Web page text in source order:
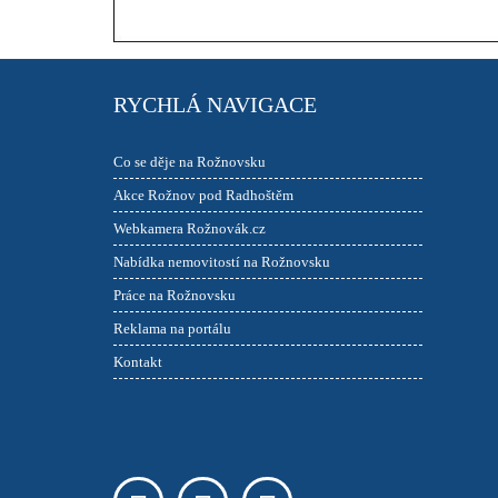
RYCHLÁ NAVIGACE
Co se děje na Rožnovsku
Akce Rožnov pod Radhoštěm
Webkamera Rožnovák.cz
Nabídka nemovitostí na Rožnovsku
Práce na Rožnovsku
Reklama na portálu
Kontakt